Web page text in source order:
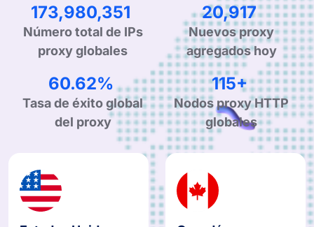
284,547,304
Número total de IPs
proxy globales
34,468
Nuevos proxy
agregados hoy
99.90%
Tasa de éxito global
del proxy
190+
Nodos proxy HTTP
globales